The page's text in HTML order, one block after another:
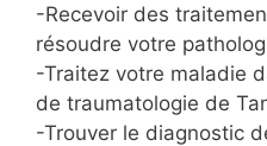
-Recevoir des
résoudre votre
-Traitez votre maladie
de traumatologie de
-Trouver le diagnostic